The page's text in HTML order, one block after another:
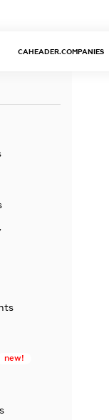
CAHEADER.COMPANIES
new!